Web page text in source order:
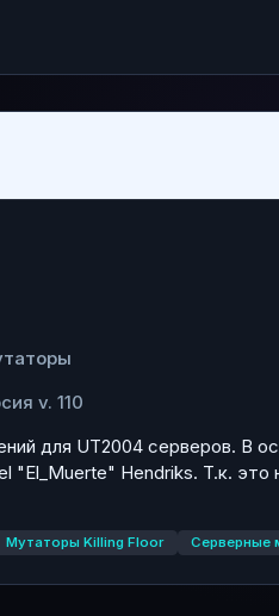
v. 110
для UT2004 серверов. В
"El_Muerte" Hendriks. Т.к.
Мутаторы Killing Floor Серверные